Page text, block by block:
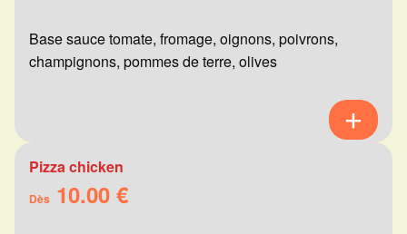
Base sauce tomate, fromage, oignons, poivrons,
champignons, pommes de terre, olives
Pizza chicken
Dès 10.00 €